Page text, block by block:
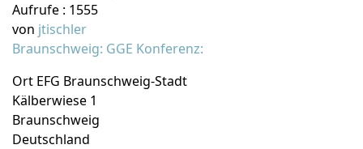
Aufrufe : 1555
von jtischler
Braunschweig: GGE Konferenz:
Ort EFG Braunschweig-Stadt
Kälberwiese 1
Braunschweig
Deutschland